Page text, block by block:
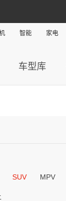
智能 家电
车型库
SUV MPV